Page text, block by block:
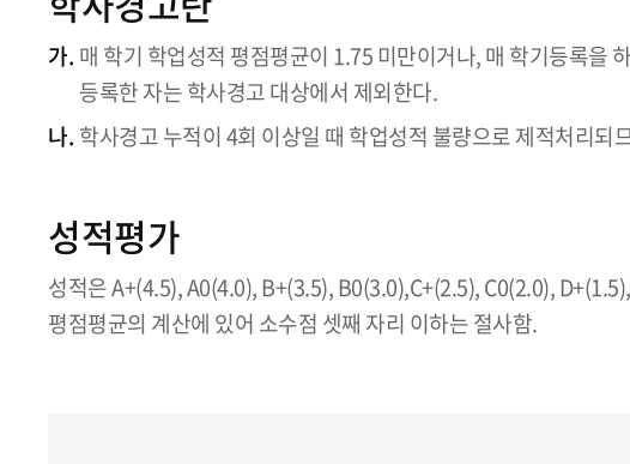
가. 매 학기 학업성적 평점평균이 1.75 미만이거나, 매 학기등록을
등록한 자는 학사경고 대상에서 제외한다.
나. 학사경고 누적이 4회 이상일 때 학업성적 불량으로 제적처리되
성적평가
성적은 A+(4.5), A0(4.0), B+(3.5), B0(3.0),C+(2.5), C0(2.0),
평점평균의 계산에 있어 소수점 셋째 자리 이하는 절사함.